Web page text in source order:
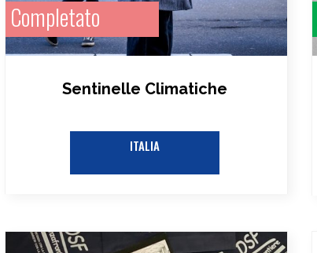
Completato
Sentinelle Climatiche
ITALIA